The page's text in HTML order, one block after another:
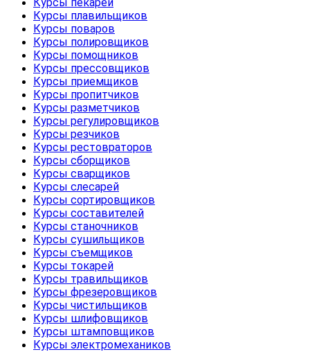
Курсы плавильщиков
Курсы поваров
Курсы полировщиков
Курсы помощников
Курсы прессовщиков
Курсы приемщиков
Курсы пропитчиков
Курсы разметчиков
Курсы регулировщиков
Курсы резчиков
Курсы рестовраторов
Курсы сборщиков
Курсы сварщиков
Курсы слесарей
Курсы сортировщиков
Курсы составителей
Курсы станочников
Курсы сушильщиков
Курсы съемщиков
Курсы токарей
Курсы травильщиков
Курсы фрезеровщиков
Курсы чистильщиков
Курсы шлифовщиков
Курсы штамповщиков
Курсы электромехаников